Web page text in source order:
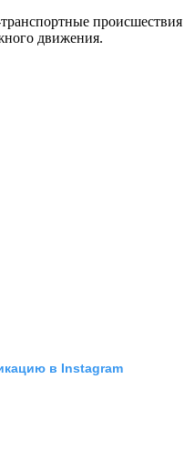
происшествия
движения.
в Instagram